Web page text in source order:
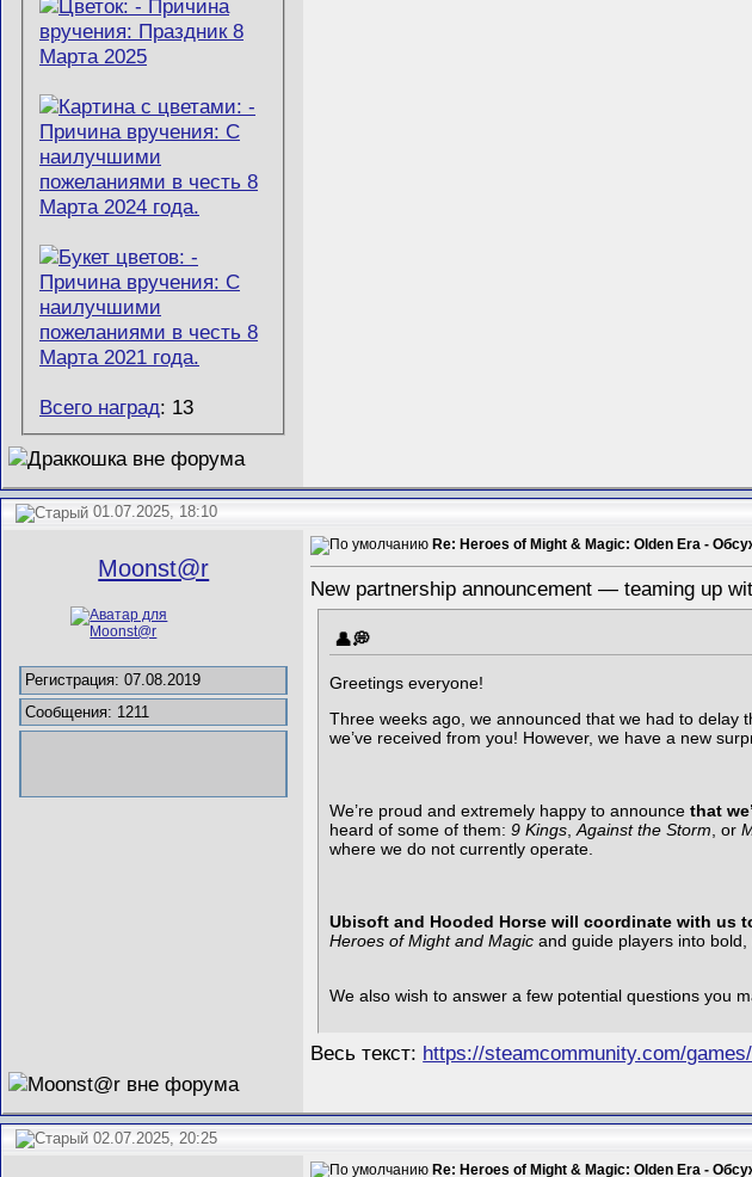
Всего наград: 13
01.07.2025, 18:10
Mооnst@r
Регистрация: 07.08.2019
Сообщения: 1211
Re: Heroes of Might & Magic: Olden Era -
New partnership announcement — teaming up
Greetings everyone!
Three weeks ago, we announced that we had to delay
we’ve received from you! However, we have a new
We’re proud and extremely happy to announcethat
heard of some of them: 9 Kings, Against the Storm , or
where we do not currently operate.
Ubisoft and Hooded Horse will coordinate with us
Heroes of Might and Magicand guide players into bold,
We also wish to answer a few potential questions you
Весь текст: https://steamcommunity.com/
02.07.2025, 20:25
Re: Heroes of Might & Magic: Olden Era -